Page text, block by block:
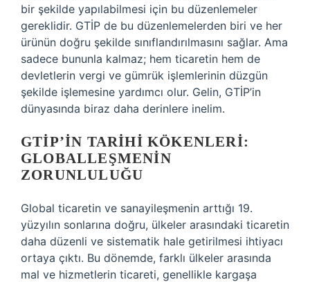
bir şekilde yapılabilmesi için bu düzenlemeler
gereklidir. GTİP de bu düzenlemelerden biri ve her
ürünün doğru şekilde sınıflandırılmasını sağlar. Ama
sadece bununla kalmaz; hem ticaretin hem de
devletlerin vergi ve gümrük işlemlerinin düzgün
şekilde işlemesine yardımcı olur. Gelin, GTİP’in
dünyasında biraz daha derinlere inelim.
GTİP’IN TARIHI KÖKENLERI:
GLOBALLEŞMENIN
ZORUNLULUĞU
Global ticaretin ve sanayileşmenin arttığı 19.
yüzyılın sonlarına doğru, ülkeler arasındaki ticaretin
daha düzenli ve sistematik hale getirilmesi ihtiyacı
ortaya çıktı. Bu dönemde, farklı ülkeler arasında
mal ve hizmetlerin ticareti, genellikle kargaşa